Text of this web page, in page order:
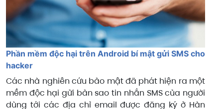
Phần mềm độc hại trên Android bí mật gửi SMS cho
hacker
Các nhà nghiên cứu bảo mật đã phát hiện ra một
mềm độc hại gửi bản sao tin nhắn SMS của người
dùng tới các địa chỉ email được đăng ký ở Hàn